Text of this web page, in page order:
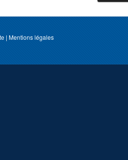
| Mentions légales